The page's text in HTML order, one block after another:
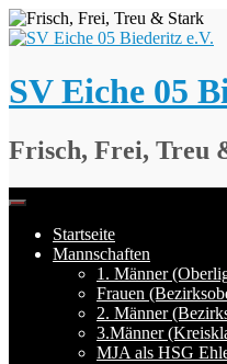
Springe
zum
SV Eiche 05
Frisch, Frei, Treu
Startseite
Mannschaften
1. Männer
Frauen
2. Männer
3.Männer
MJA als HSG